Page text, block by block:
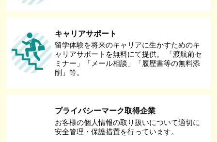
キャリアサポート
留学体験を将来のキャリアに生かすためのキ
ャリアサポートを無料にて提供。 「渡航前セ
ミナー」「メール相談」「履歴書等の無料添
削」等。
プライバシーマーク取得企業
お客様の個人情報の取り扱いについて適切に
安全管理・保護措置を行っています。